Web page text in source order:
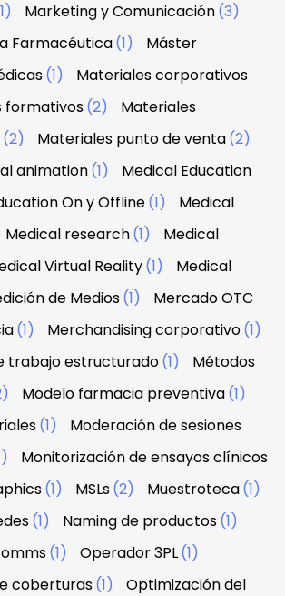
Marketing y Comunicación(3)
Farmacéutica(1)
Máster
(1)
Materiales corporativos
formativos(2)
Materiales
(2) Materiales punto de venta(2)
animation(1)
Medical Education
On y Offline(1)
Medical
Medical research(1)
Medical
Virtual Reality(1)
Medical
de Medios(1)
Mercado OTC
(1) Merchandising corporativo(1)
trabajo estructurado(1)
Métodos
Modelo farmacia preventiva(1)
(1)
Moderación de sesiones
Monitorización de ensayos clínicos
(1) MSLs(2) Muestroteca(1)
(1) Naming de productos(1)
(1) Operador 3PL(1)
coberturas(1)
Optimización del